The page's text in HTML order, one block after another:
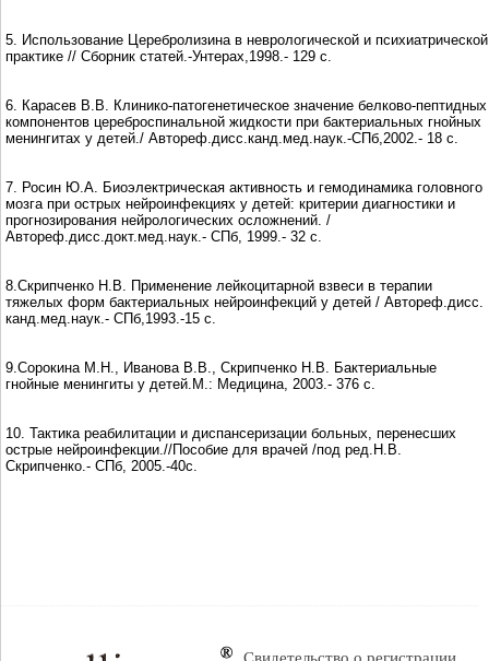
5. Использование Церебролизина в неврологической и психиатрической
практике // Сборник статей.-Унтерах,1998.- 129 с.
6. Карасев В.В. Клинико-патогенетическое значение белково-пептидных
компонентов цереброспинальной жидкости при бактериальных гнойных
менингитах у детей./ Автореф.дисс.канд.мед.наук.-СПб,2002.- 18 с.
7. Росин Ю.А. Биоэлектрическая активность и гемодинамика головного
мозга при острых нейроинфекциях у детей: критерии диагностики и
прогнозирования нейрологических осложнений. /
Автореф.дисс.докт.мед.наук.- СПб, 1999.- 32 с.
8.Скрипченко Н.В. Применение лейкоцитарной взвеси в терапии
тяжелых форм бактериальных нейроинфекций у детей / Автореф.дисс.
канд.мед.наук.- СПб,1993.-15 с.
9.Сорокина М.Н., Иванова В.В., Скрипченко Н.В. Бактериальные
гнойные менингиты у детей.М.: Медицина, 2003.- 376 с.
10. Тактика реабилитации и диспансеризации больных, перенесших
острые нейроинфекции.//Пособие для врачей /под ред.Н.В.
Скрипченко.- СПб, 2005.-40с.